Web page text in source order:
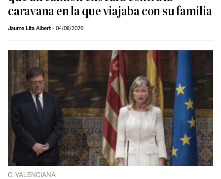
caravana en la que viajaba con su familia
Jaume Lita Albert 04/08/2026
C. VALENCIANA